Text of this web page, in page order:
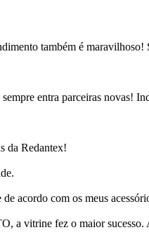
também é maravilhoso!
entra parceiras novas!
da Redantex!
acordo com os meus
vitrine fez o maior